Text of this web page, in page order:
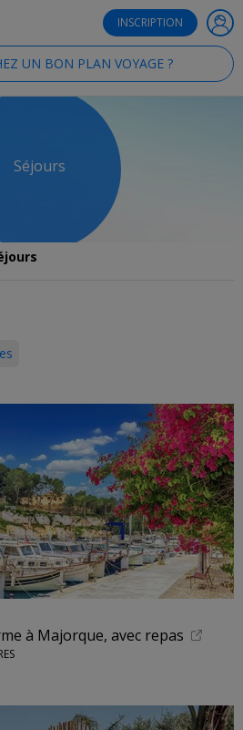
INSCRIPTION
UN BON PLAN VOYAGE ?
Séjours
à Majorque, avec repas